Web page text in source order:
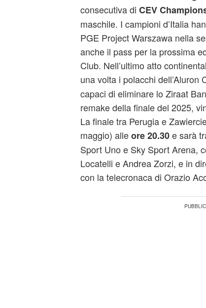
consecutiva di CEV
maschile. I campioni d’Italia
PGE Project Warszawa nella
anche il pass per la prossima
Club. Nell’ultimo atto
una volta i polacchi dell’Aluron
capaci di eliminare lo Ziraat
remake della finale del 2025,
La finale tra Perugia e
maggio) alleore 20.30e sarà
Sport Uno e Sky Sport Arena,
Locatelli e Andrea Zorzi, e in
con la telecronaca di Orazio